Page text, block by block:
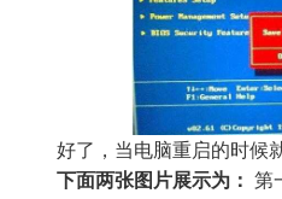
好了，当电脑重启的时候
下面两张图片展示为： 第